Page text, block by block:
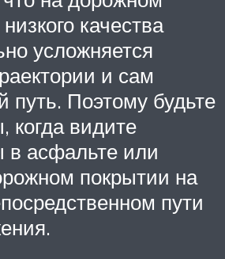
качества
усложняется
и сам
путь. Поэтому будьте
когда видите
в асфальте или
покрытии на
пути